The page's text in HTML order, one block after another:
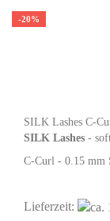
-20%
SILK Lashes C-
SILK Lashes -
C-Curl - 0.15 mm
Lieferzeit: